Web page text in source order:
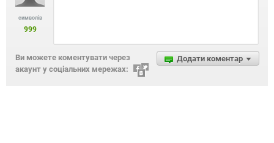
символів
999
Додати коментар
Ви можете коментувати через
акаунт у соціальних мережах: